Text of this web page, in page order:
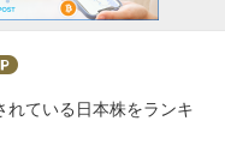
れている日本株をランキ